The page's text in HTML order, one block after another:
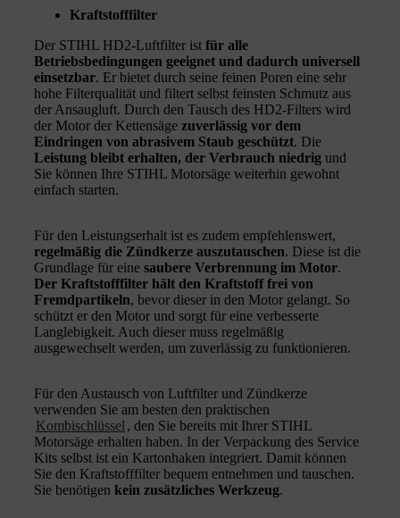
Kraftstofffilter
Der STIHL HD2‑Luftfilter ist für alle
Betriebsbedingungen geeignet und dadurch universell
einsetzbar. Er bietet durch seine feinen Poren eine sehr
hohe Filterqualität und filtert selbst feinsten Schmutz aus
der Ansaugluft. Durch den Tausch des HD2‑Filters wird
der Motor der Kettensäge zuverlässig vor dem
Eindringen von abrasivem Staub geschützt. Die
Leistung bleibt erhalten, der Verbrauch niedrig und
Sie können Ihre STIHL Motorsäge weiterhin gewohnt
einfach starten.
Für den Leistungserhalt ist es zudem empfehlenswert,
regelmäßig die Zündkerze auszutauschen. Diese ist die
Grundlage für eine saubere Verbrennung im Motor.
Der Kraftstofffilter hält den Kraftstoff frei von
Fremdpartikeln, bevor dieser in den Motor gelangt. So
schützt er den Motor und sorgt für eine verbesserte
Langlebigkeit. Auch dieser muss regelmäßig
ausgewechselt werden, um zuverlässig zu funktionieren.
Für den Austausch von Luftfilter und Zündkerze
verwenden Sie am besten den praktischen
Kombischlüssel , den Sie bereits mit Ihrer STIHL
Motorsäge erhalten haben. In der Verpackung des Service
Kits selbst ist ein Kartonhaken integriert. Damit können
Sie den Kraftstofffilter bequem entnehmen und tauschen.
Sie benötigen kein zusätzliches Werkzeug.